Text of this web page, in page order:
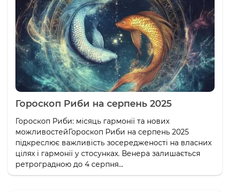
Гороскоп Риби на серпень 2025
Гороскоп Риби: місяць гармонії та нових
можливостейГороскоп Риби на серпень 2025
підкреслює важливість зосередженості на власних
цілях і гармонії у стосунках. Венера залишається
ретроградною до 4 серпня...